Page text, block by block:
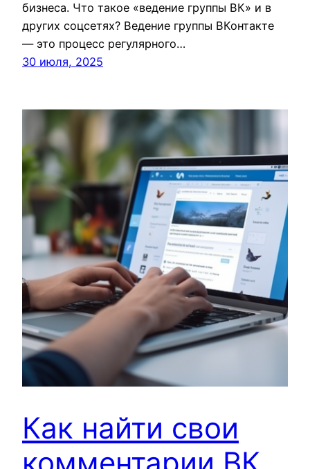
бизнеса. Что такое «ведение группы ВК» и в
других соцсетях? Ведение группы ВКонтакте
— это процесс регулярного…
30 июля, 2025
Как найти свои